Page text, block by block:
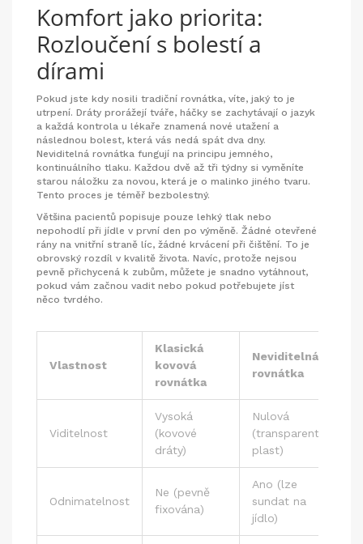
Komfort jako priorita:
Rozloučení s bolestí a
dírami
Pokud jste kdy nosili tradiční rovnátka, víte, jaký to je
utrpení. Dráty prorážejí tváře, háčky se zachytávají o jazyk
a každá kontrola u lékaře znamená nové utažení a
následnou bolest, která vás nedá spát dva dny.
Neviditelná rovnátka fungují na principu jemného,
kontinuálního tlaku. Každou dvě až tři týdny si vyměníte
starou náložku za novou, která je o malinko jiného tvaru.
Tento proces je téměř bezbolestný.
Většina pacientů popisuje pouze lehký tlak nebo
nepohodlí při jídle v první den po výměně. Žádné otevřené
rány na vnitřní straně líc, žádné krvácení při čištění. To je
obrovský rozdíl v kvalitě života. Navíc, protože nejsou
pevně přichycená k zubům, můžete je snadno vytáhnout,
pokud vám začnou vadit nebo pokud potřebujete jíst
něco tvrdého.
Vlastnost
Klasická
kovová
rovnátka
Neviditelná
rovnátka
Viditelnost
Vysoká
(kovové
dráty)
Nulová
(transparentní
plast)
Odnimatelnost
Ne (pevně
fixována)
Ano (lze
sundat na
jídlo)